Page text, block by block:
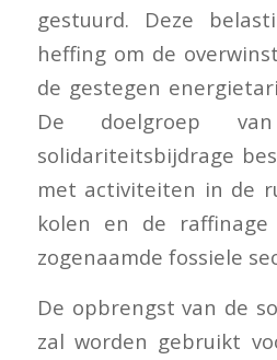
gestuurd. Deze
heffing om de
de gestegen
De doelgroep
solidariteitsbijdrage
met activiteiten in de
kolen en de
zogenaamde fossiele
De opbrengst van de
zal worden gebruikt